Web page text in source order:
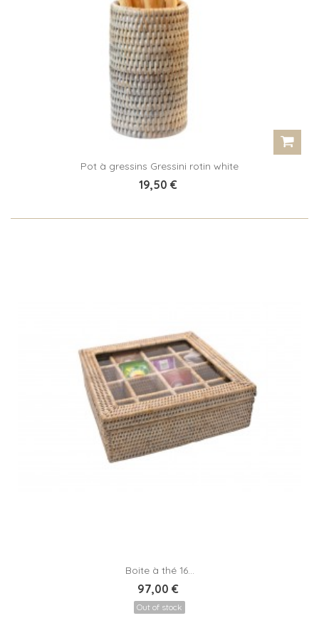
Pot à gressins Gressini rotin white
19,50 €
Boite à thé 16...
97,00 €
Out of stock